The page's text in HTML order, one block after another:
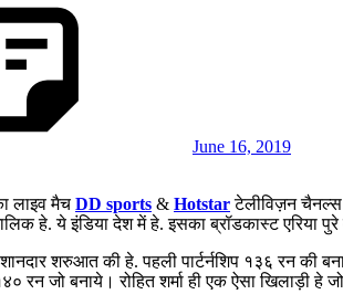
June 16, 2019
लाइव मैच DD sports & Hotstarटेलीविज़न
हे. ये इंडिया देश में हे. इसका ब्रॉडकास्ट
शरुआत की हे. पहली पार्टर्नशिप १३६ रन की
रन जो बनाये। रोहित शर्मा ही एक ऐसा खिलाड़ी हे